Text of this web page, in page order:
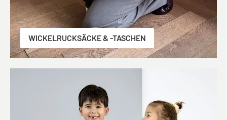
WICKELRUCKSÄCKE & -TASCHEN